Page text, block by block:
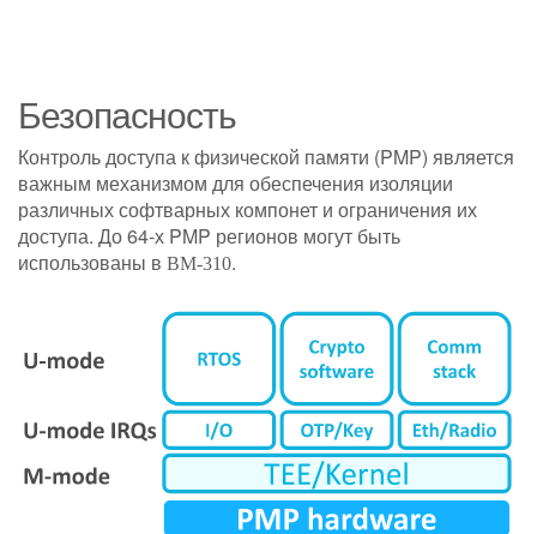
Безопасность
Контроль доступа к физической памяти (PMP) является
важным механизмом для обеспечения изоляции
различных софтварных компонет и ограничения их
доступа. До 64-х PMP регионов могут быть
использованы в BM-310.